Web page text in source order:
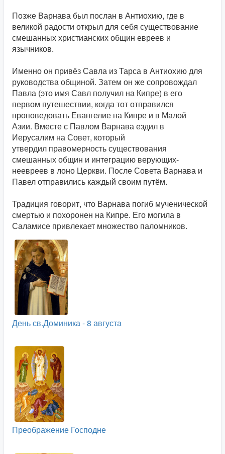
Позже Варнава был послан в Антиохию, где в
великой радости открыл для себя существование
смешанных христианских общин евреев и
язычников.
Именно он привёз Савла из Тарса в Антиохию для
руководства общиной. Затем он же сопровождал
Павла (это имя Савл получил на Кипре) в его
первом путешествии, когда тот отправился
проповедовать Евангелие на Кипре и в Малой
Азии. Вместе с Павлом Варнава ездил в
Иерусалим на Совет, который
утвердил правомерность существования
смешанных общин и интеграцию верующих-
неевреев в лоно Церкви. После Совета Варнава и
Павел отправились каждый своим путём.
Традиция говорит, что Варнава погиб мученической
смертью и похоронен на Кипре. Его могила в
Саламисе привлекает множество паломников.
День св.Доминика - 8 августа
Преображение Господне